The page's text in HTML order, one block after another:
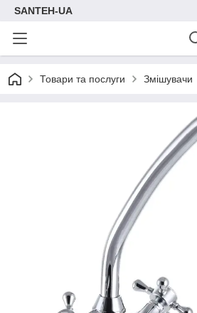
SANTEH-UA
Товари та послуги Змішувачи